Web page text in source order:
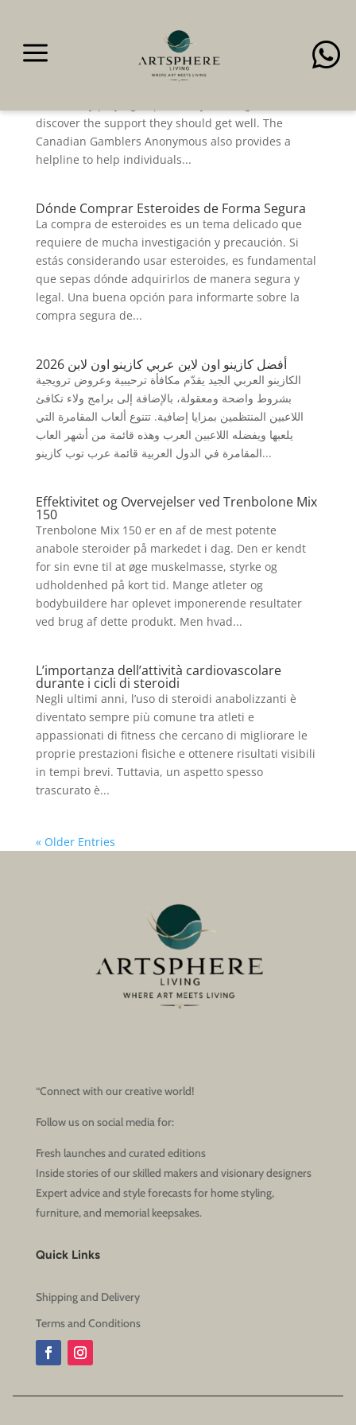
a 
Bet365 Sports Betting Apps On Google Play
Organizations like the Accountable Playing Council
(RGC) supply resources and assistance to these
discover the support they should get well. The
Canadian Gamblers Anonymous also provides a
helpline to help individuals...
Dónde Comprar Esteroides de Forma Segura
La compra de esteroides es un tema delicado que
requiere de mucha investigación y precaución. Si
estás considerando usar esteroides, es fundamental
que sepas dónde adquirirlos de manera segura y
legal. Una buena opción para informarte sobre la
compra segura de...
أفضل كازينو اون لاين عربي كازينو اون لابن 2026
الكازينو العربي الجيد يقدّم مكافأة ترحيبية وعروض ترويجية
بشروط واضحة ومعقولة، بالإضافة إلى برامج ولاء تكافئ
اللاعبين المنتظمين بمزايا إضافية. تتنوع ألعاب المقامرة التي
يلعبها ويفضله اللاعبين العرب وهذه قائمة من أشهر العاب
المقامرة في الدول العربية قائمة عرب توب كازينو...
Effektivitet og Overvejelser ved Trenbolone Mix
150
Trenbolone Mix 150 er en af de mest potente
anabole steroider på markedet i dag. Den er kendt
for sin evne til at øge muskelmasse, styrke og
udholdenhed på kort tid. Mange atleter og
bodybuildere har oplevet imponerende resultater
ved brug af dette produkt. Men hvad...
L’importanza dell’attività cardiovascolare
durante i cicli di steroidi
Negli ultimi anni, l’uso di steroidi anabolizzanti è
diventato sempre più comune tra atleti e
appassionati di fitness che cercano di migliorare le
proprie prestazioni fisiche e ottenere risultati visibili
in tempi brevi. Tuttavia, un aspetto spesso
trascurato è...
« Older Entries
“Connect with our creative world!
Follow us on social media for:
Fresh launches and curated editions
Inside stories of our skilled makers and visionary designers
Expert advice and style forecasts for home styling,
furniture, and memorial keepsakes.
Quick Links
Shipping and Delivery
Terms and Conditions